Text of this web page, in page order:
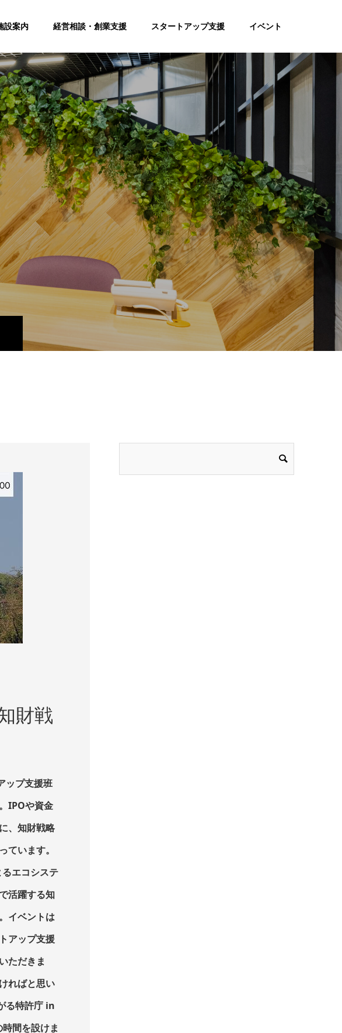
設案内 経営相談・創業支援 スタートアップ支援 イベント
財戦
ップ支援班
IPOや資金
、知財戦略
います。
エコシステ
活躍する知
イベントは
アップ支援
ただきま
ればと思い
る特許庁 in
間を設けま